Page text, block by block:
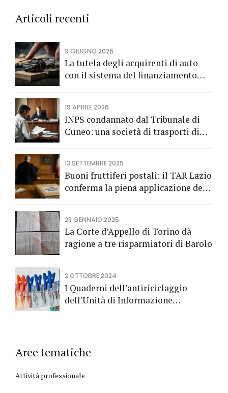
Articoli recenti
9 GIUGNO 2026
La tutela degli acquirenti di auto
con il sistema del finanziamento
19 APRILE 2026
INPS condannato dal Tribunale di
Cuneo: una società di trasporti di
13 SETTEMBRE 2025
Buoni fruttiferi postali: il TAR Lazio
conferma la piena applicazione del
fruttiferi postali.
23 GENNAIO 2025
La Corte d’Appello di Torino dà
ragione a tre risparmiatori di Barolo
2 OTTOBRE 2024
I Quaderni dell’antiriciclaggio
dell'Unità di Informazione
Aree tematiche
Attività professionale